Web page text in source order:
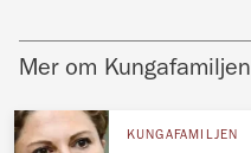
Mer om Kungafamiljen
KUNGAFAMILJEN